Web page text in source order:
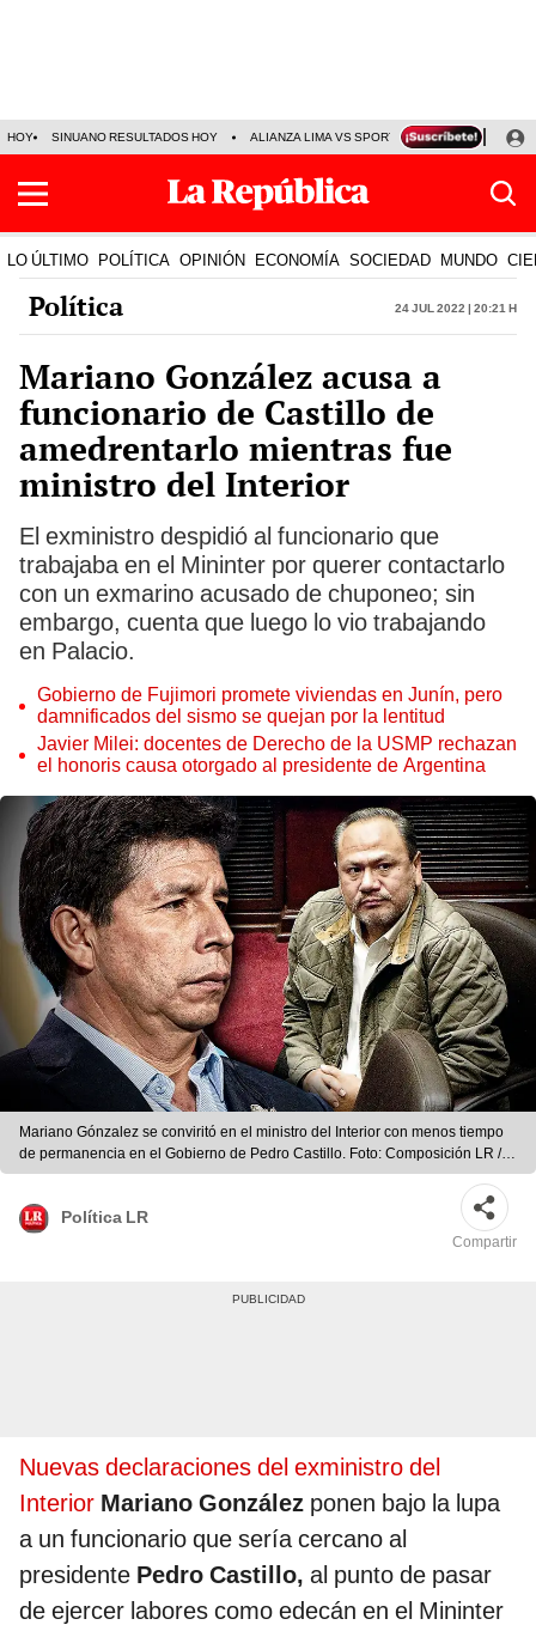
HOY SINUANO RESULTADOS HOY ALIANZA LIMA VS SPORT BOYS JORGE
LO ÚLTIMO POLÍTICA OPINIÓN ECONOMÍA SOCIEDAD MUNDO
Política 24 Jul 2022 | 20:21 h
Mariano González acusa a
funcionario de Castillo de
amedrentarlo mientras fue
ministro del Interior
El exministro despidió al funcionario que
trabajaba en el Mininter por querer contactarlo
con un exmarino acusado de chuponeo; sin
embargo, cuenta que luego lo vio trabajando
en Palacio.
Gobierno de Fujimori promete viviendas en Junín, pero
damnificados del sismo se quejan por la lentitud
Javier Milei: docentes de Derecho de la USMP rechazan
el honoris causa otorgado al presidente de Argentina
Mariano Gónzalez se conviritó en el ministro del Interior con menos tiempo
de permanencia en el Gobierno de Pedro Castillo. Foto: Composición LR /
Gerson Cardozo
Política LR
Compartir
Nuevas declaraciones del exministro del
Interior Mariano González ponen bajo la lupa
a un funcionario que sería cercano al
presidente Pedro Castillo, al punto de pasar
de ejercer labores como edecán en el Mininter